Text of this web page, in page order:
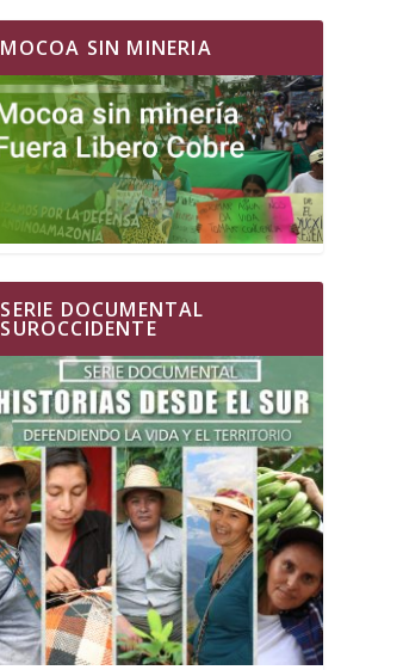
MOCOA SIN MINERIA
SERIE DOCUMENTAL
SUROCCIDENTE